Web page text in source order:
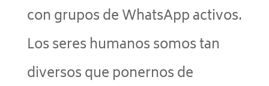
con grupos de WhatsApp activos.
Los seres humanos somos tan
diversos que ponernos de